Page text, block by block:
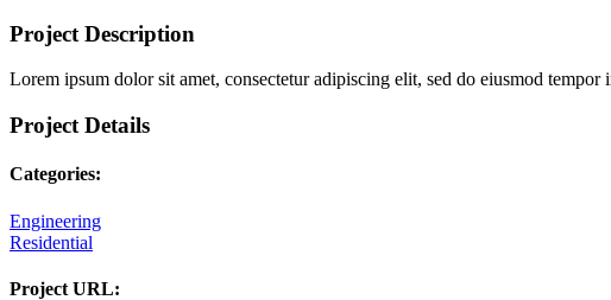
Project Description
Lorem ipsum dolor sit amet, consectetur adipiscing elit, sed do eiusmod
Project Details
Categories:
Engineering
Residential
Project URL: